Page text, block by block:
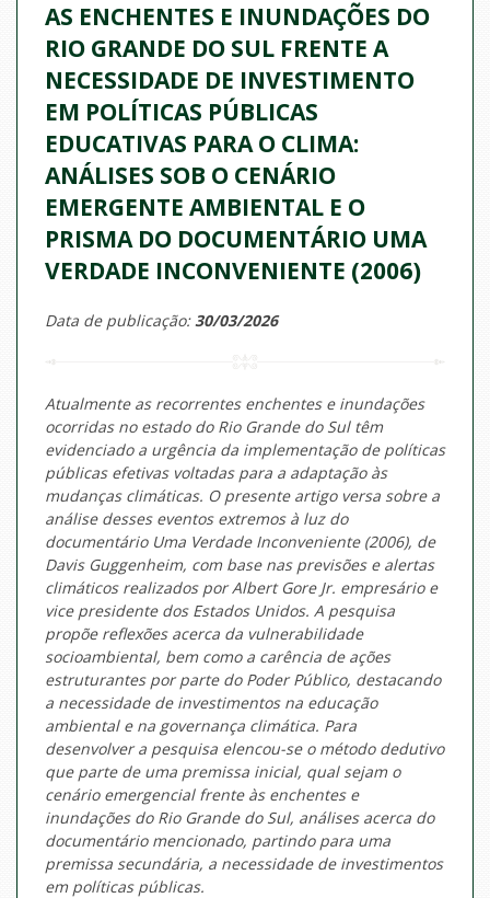
AS ENCHENTES E INUNDAÇÕES DO
RIO GRANDE DO SUL FRENTE A
NECESSIDADE DE INVESTIMENTO
EM POLÍTICAS PÚBLICAS
EDUCATIVAS PARA O CLIMA:
ANÁLISES SOB O CENÁRIO
EMERGENTE AMBIENTAL E O
PRISMA DO DOCUMENTÁRIO UMA
VERDADE INCONVENIENTE (2006)
Data de publicação:30/03/2026
Atualmente as recorrentes enchentes e inundações
ocorridas no estado do Rio Grande do Sul têm
evidenciado a urgência da implementação de políticas
públicas efetivas voltadas para a adaptação às
mudanças climáticas. O presente artigo versa sobre a
análise desses eventos extremos à luz do
documentário Uma Verdade Inconveniente (2006), de
Davis Guggenheim, com base nas previsões e alertas
climáticos realizados por Albert Gore Jr. empresário e
vice presidente dos Estados Unidos. A pesquisa
propõe reflexões acerca da vulnerabilidade
socioambiental, bem como a carência de ações
estruturantes por parte do Poder Público, destacando
a necessidade de investimentos na educação
ambiental e na governança climática. Para
desenvolver a pesquisa elencou-se o método dedutivo
que parte de uma premissa inicial, qual sejam o
cenário emergencial frente às enchentes e
inundações do Rio Grande do Sul, análises acerca do
documentário mencionado, partindo para uma
premissa secundária, a necessidade de investimentos
em políticas públicas.